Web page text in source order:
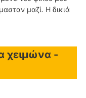
μαζί. Η δικιά
χειμώνα -